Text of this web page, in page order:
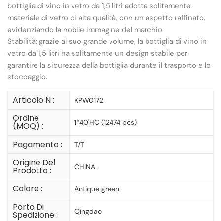
bottiglia di vino in vetro da 1,5 litri adotta solitamente
materiale di vetro di alta qualità, con un aspetto raffinato,
evidenziando la nobile immagine del marchio.
Stabilità: grazie al suo grande volume, la bottiglia di vino in
vetro da 1,5 litri ha solitamente un design stabile per
garantire la sicurezza della bottiglia durante il trasporto e lo
stoccaggio.
Articolo N : KPW0172
Ordine
(MOQ) : 1*40'HC (12474 pcs)
Pagamento : T/T
Origine Del
Prodotto : CHINA
Colore : Antique green
Porto Di
Spedizione : Qingdao